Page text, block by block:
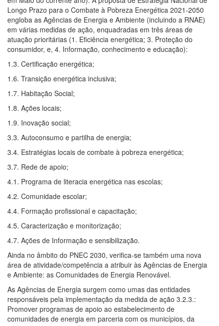
Longo Prazo para o Combate à Pobreza Energética 2021-2050
engloba as Agências de Energia e Ambiente (incluindo a RNAE)
em várias medidas de ação, enquadradas em três áreas de
atuação prioritárias (1. Eficiência energética; 3. Proteção do
consumidor, e, 4. Informação, conhecimento e educação):
1.3. Certificação energética;
1.6. Transição energética inclusiva;
1.7. Habitação Social;
1.8. Ações locais;
1.9. Inovação social;
3.3. Autoconsumo e partilha de energia;
3.4. Estratégias locais de combate à pobreza energética;
3.7. Rede de apoio;
4.1. Programa de literacia energética nas escolas;
4.2. Comunidade escolar;
4.4. Formação profissional e capacitação;
4.5. Caracterização e monitorização;
4.7. Ações de Informação e sensibilização.
Ainda no âmbito do PNEC 2030, verifica-se também uma nova
área de atividade/competência a atribuir às Agências de Energia
e Ambiente: as Comunidades de Energia Renovável.
As Agências de Energia surgem como umas das entidades
responsáveis pela implementação da medida de ação 3.2.3.:
Promover programas de apoio ao estabelecimento de
comunidades de energia em parceria com os municípios, da